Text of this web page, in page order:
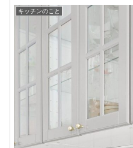
キッチンのこと